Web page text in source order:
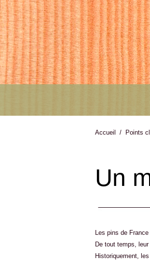
Accueil / Points
Un
Les pins de
De tout temps,
Historiquement,